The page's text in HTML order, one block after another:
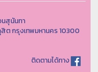
สุนันทา
ต กรุงเทพมหานคร 10300
ติดตามได้ทาง